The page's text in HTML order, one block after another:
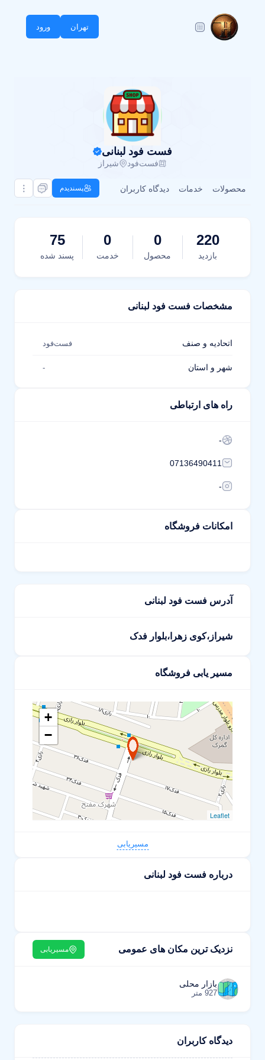
تهران ورود
فست فود لبنانی
فست‌فود شیراز
محصولات خدمات دیدگاه کاربران پسندیدم
220
بازدید
0
محصول
0
خدمت
75
پسند شده
مشخصات فست فود لبنانی
اتحادیه و صنف فست‌فود
شهر و استان -
راه های ارتباطی
-
07136490411
-
امکانات فروشگاه
آدرس فست فود لبنانی
شیراز،کوی زهرا،بلوار فدک
مسیر یابی فروشگاه
+
−
Leaflet
مسیریابی
درباره فست فود لبنانی
نزدیک ترین مکان های عمومی مسیریابی
بازار محلی
927 متر
دیدگاه کاربران